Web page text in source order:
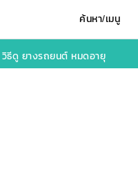
ค้นหา/เมนู
วิธีดู ยางรถยนต์ หมดอายุ